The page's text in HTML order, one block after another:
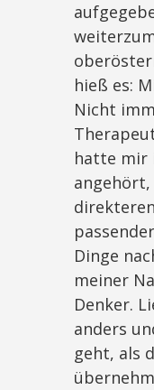
hieß es:
Nicht
hatte mir
Dinge
meiner
Denker.
anders
geht, als